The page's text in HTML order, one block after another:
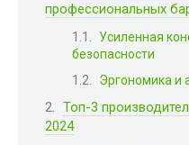
профессиональных
Усиленная
безопасности
Эргономика и
Топ-3
2024